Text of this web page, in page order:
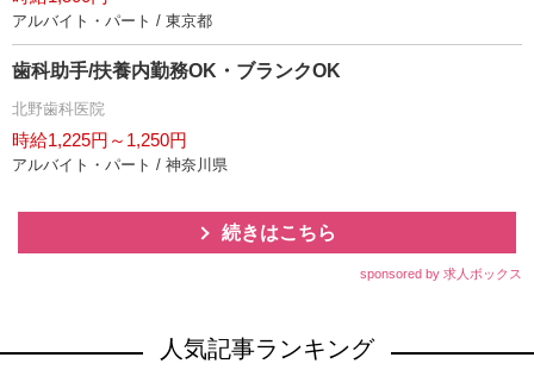
アルバイト・パート / 東京都
歯科助手/扶養内勤務OK・ブランクOK
北野歯科医院
時給1,225円～1,250円
アルバイト・パート / 神奈川県
続きはこちら
sponsored by 求人ボックス
人気記事ランキング